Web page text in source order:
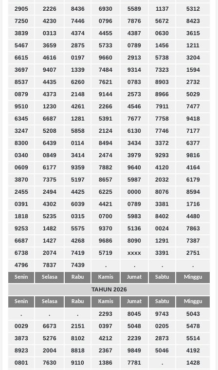
2905
2226 8436 6930 5589 1137
5312
7250
4230 7446 0796 7876 5672
8423
3839
0313 4374 4455 4387 0630
3615
5467
3659 2875 5733 0789 1456
1211
6615
4616 0197 9660 2913 5738
3204
3697
9407 1339 7484 9314 7323
1594
8537
4435 6260 7621 0783 8903
2732
0879
4373 2148 9144 2573 8966
5029
9510
1230 4261 2266 4546 7911
7477
6345
6687 1281 5391 7677 7758
9418
3247
5208 5858 2124 6130 7746
7177
8300
6439 0114 8494 3434 3372
6377
0340
0849 3414 2474 3979 9293
9816
0609
6177 9359 7882 9640 4120
4164
3870
7375 5197 8657 5987 2032
6179
2455
2494 4425 6225 0000 8076
8594
0391
4302 6039 4421 0789 3381
1716
1818
5235 0315 0700 5983 8402
4480
9253
1482 5575 9370 5136 0024
7863
6687
1427 4268 9686 8090 1291
7387
6738
2074 7419 5719 xxxx 3391
2751
4796
7837 7439 . . . .
Senin Selasa Rabu Kamis Jumat Sabtu Minggu
TAHUN 2026
Senin Selasa Rabu Kamis Jumat Sabtu Minggu
. . . 2293 8045 9743
5043
0029
6673 2151 0397 5048 0205
5478
3873
5276 8102 4212 2239 2873
5514
8923
2004 8818 2367 9849 5046
4192
0801
7630 9110 1386 7781 .
1428